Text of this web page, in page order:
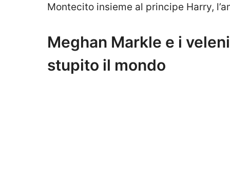
Montecito insieme al principe Harry,
Meghan Markle e i
stupito il mondo